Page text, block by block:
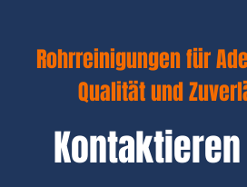
Rohrreinigungen für
Qualität und